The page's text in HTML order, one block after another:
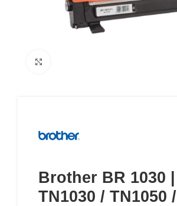
Brother BR 1030 |
TN1030 / TN1050 /